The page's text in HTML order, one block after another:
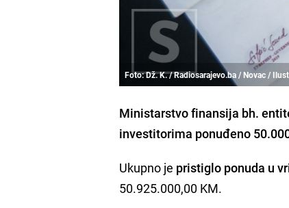
Foto: Dž. K. / Radiosarajevo.ba / Novac /
Ministarstvo finansija bh.
investitorima ponuđeno
Ukupno je pristiglo ponuda u
50.925.000,00 KM.